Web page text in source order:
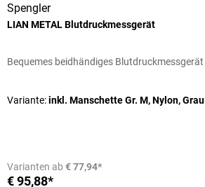
Spengler
LIAN METAL Blutdruckmessgerät
Bequemes beidhändiges Blutdruckmessgerät
Variante:inkl. Manschette Gr. M, Nylon, Grau
Varianten ab € 77,94*
€ 95,88*